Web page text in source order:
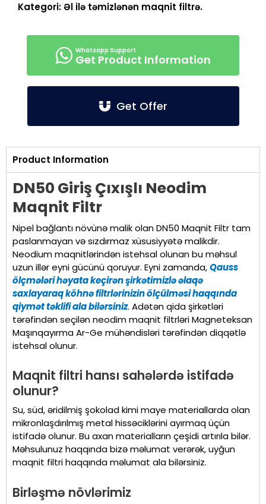
Kategori:Əl ilə təmizlənən maqnit filtrə.
Get Product Information
Get Offer
Product Information
DN50 Giriş Çıxışlı Neodim
Maqnit Filtr
Nipel bağlantı növünə malik olan DN50 Maqnit Filtr tam
paslanmayan və sızdırmaz xüsusiyyətə malikdir.
Neodium maqnitlərindən istehsal olunan bu məhsul
uzun illər eyni gücünü qoruyur. Eyni zamanda,Qauss
ölçmələri həyata keçirən şirkətimizlə əlaqə
saxlayaraq köhnə filtrlərinizin ölçülməsi haqqında
qiymət təklifi ala bilərsiniz. Adətən qida şirkətləri
tərəfindən seçilən neodim maqnit filtrləri Magneteksan
Maşınqayırma Ar-Ge mühəndisləri tərəfindən diqqətlə
istehsal olunur.
Maqnit filtri hansı sahələrdə istifadə
olunur?
Su, süd, əridilmiş şokolad kimi maye materiallarda olan
mikronlaşdırılmış metal hissəciklərini ayırmaq üçün
istifadə olunur. Bu axan materialların çeşidi artırıla bilər.
Məhsulunuz haqqında bizə məlumat verərək, uyğun
maqnit filtri haqqında məlumat ala bilərsiniz.
Birləşmə növlərimiz